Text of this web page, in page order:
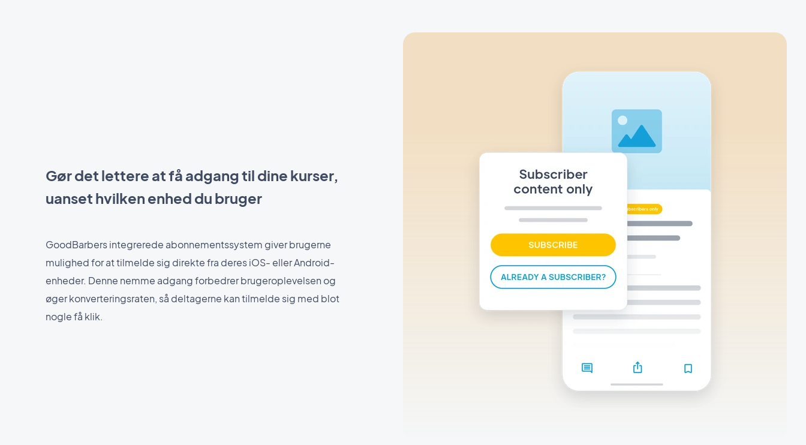
Gør det lettere at få adgang til dine kurser,
uanset hvilken enhed du bruger
GoodBarbers integrerede abonnementssystem giver brugerne
mulighed for at tilmelde sig direkte fra deres iOS- eller Android-
enheder. Denne nemme adgang forbedrer brugeroplevelsen og
øger konverteringsraten, så deltagerne kan tilmelde sig med blot
nogle få klik.